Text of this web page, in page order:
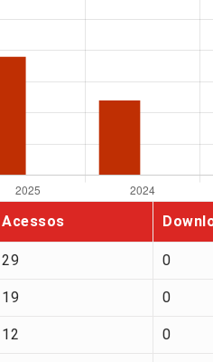
Acessos
29 0
19 0
12 0